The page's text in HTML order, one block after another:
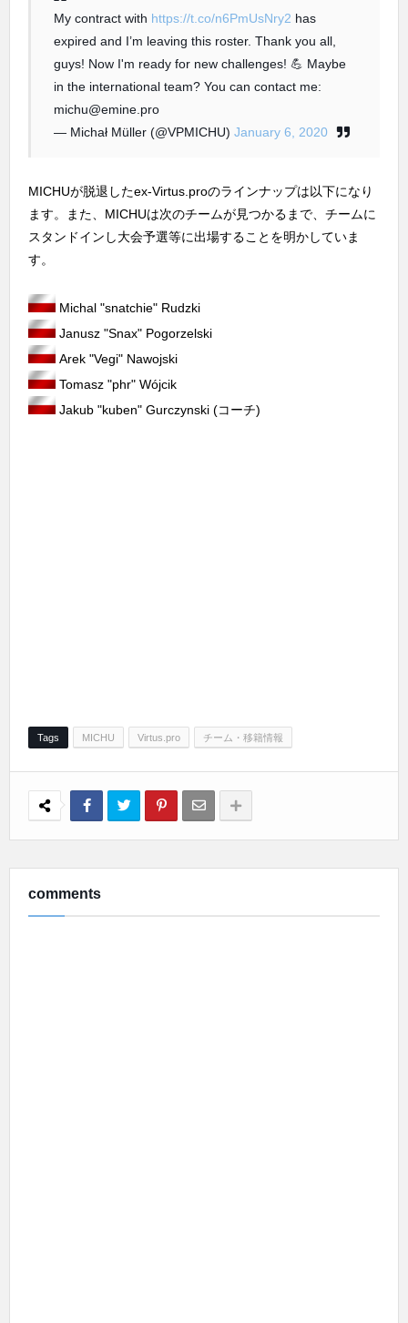
My contract with https://t.co/n6PmUsNry2 has
expired and I’m leaving this roster. Thank you all,
guys! Now I'm ready for new challenges! 💪 Maybe
in the international team? You can contact me:
michu@emine.pro
— Michał Müller (@VPMICHU) January 6, 2020
MICHUが脱退したex-Virtus.proのラインナップは以下になり
ます。また、MICHUは次のチームが見つかるまで、チームに
スタンドインし大会予選等に出場することを明かしていま
す。
Michal "snatchie" Rudzki
Janusz "Snax" Pogorzelski
Arek "Vegi" Nawojski
Tomasz "phr" Wójcik
Jakub "kuben" Gurczynski (コーチ)
Tags MICHU Virtus.pro チーム・移籍情報
comments